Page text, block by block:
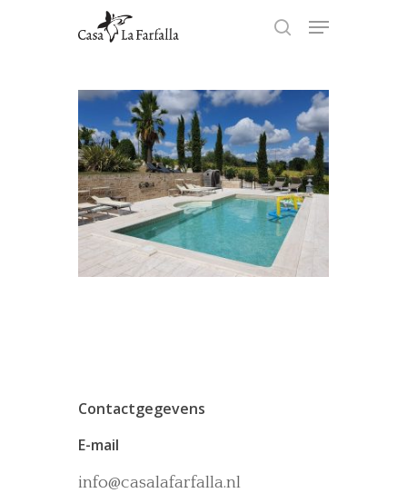
Hit enter to search or ESC to
close
Contactgegevens
E-mail
info@casalafarfalla.nl